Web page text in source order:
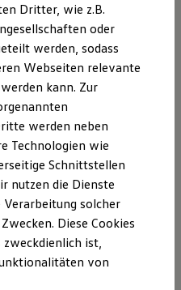
AU
Checks
Zubehör
Dritter, wie z.B.
oder
werden, sodass
Webseiten relevante
kann. Zur
werden neben
Technologien wie
Schnittstellen
nutzen die Dienste
solcher
Diese Cookies
ist,
von